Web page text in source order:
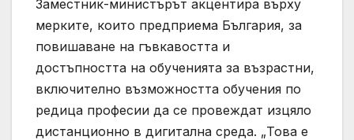
Заместник-министърът акцентира върху
мерките, които предприема България, за
повишаване на гъвкавостта и
достъпността на обученията за възрастни,
включително възможността обучения по
редица професии да се провеждат изцяло
дистанционно в дигитална среда. „Това е